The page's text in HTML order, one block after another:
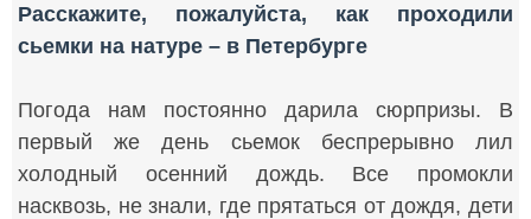
Расскажите, пожалуйста, как проходили
сьемки на натуре – в Петербурге
Погода нам постоянно дарила сюрпризы. В
первый же день сьемок беспрерывно лил
холодный осенний дождь. Все промокли
насквозь, не знали, где прятаться от дождя, дети